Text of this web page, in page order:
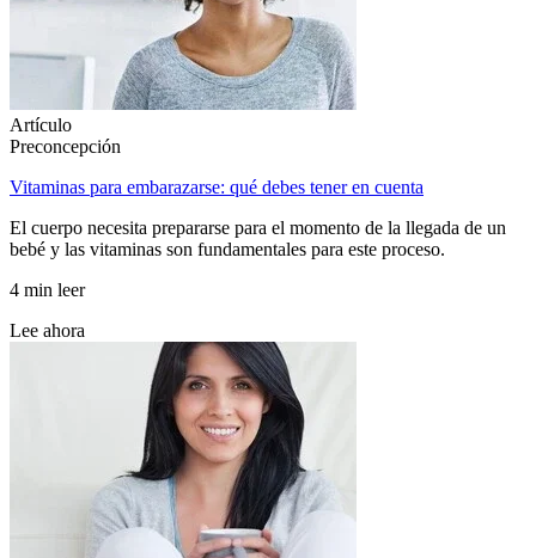
Artículo
Preconcepción
Vitaminas para embarazarse: qué debes tener en cuenta
El cuerpo necesita prepararse para el momento de la llegada de un
bebé y las vitaminas son fundamentales para este proceso.
4 min leer
Lee ahora